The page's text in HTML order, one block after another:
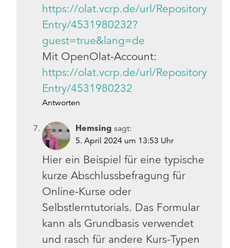
https://olat.vcrp.de/url/Repository
Entry/4531980232?
guest=true&lang=de
Mit OpenOlat-Account:
https://olat.vcrp.de/url/Repository
Entry/4531980232
Antworten
Hemsing sagt:
5. April 2024 um 13:53 Uhr
Hier ein Beispiel für eine typische
kurze Abschlussbefragung für
Online-Kurse oder
Selbstlerntutorials. Das Formular
kann als Grundbasis verwendet
und rasch für andere Kurs-Typen